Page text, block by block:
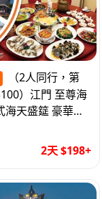
江門 至尊海
海天盛筵 豪華三
2天 $198+